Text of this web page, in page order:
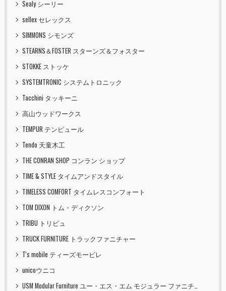
Sealy シーリー
sellex セレックス
SIMMONS シモンズ
STEARNS＆FOSTER スターンズ＆フォスター
STOKKE ストッケ
SYSTEMTRONIC システムトロニック
Tacchini タッキーニ
高山ウッドワークス
TEMPUR テンピュール
Tendo 天童木工
THE CONRAN SHOP コンラン ショップ
TIME & STYLE タイムアンドスタイル
TIMELESS COMFORT タイムレスコンフォート
TOM DIXON トム・ディクソン
TRIBU トリビュ
TRUCK FURNITURE トラックファニチャー
T's mobile ティーズモービレ
unicoウニコ
USM Modular Furniture ユー・エス・エム モジュラー ファニチャー